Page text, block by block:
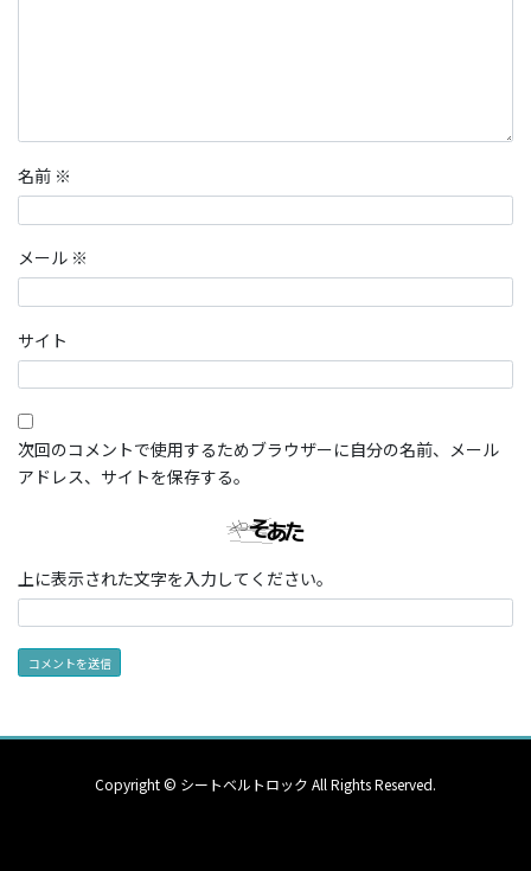
名前 ※
メール ※
サイト
次回のコメントで使用するためブラウザーに自分の名前、メール
アドレス、サイトを保存する。
上に表示された文字を入力してください。
Copyright © シートベルトロック All Rights Reserved.